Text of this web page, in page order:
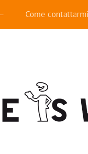
Come contattarmi